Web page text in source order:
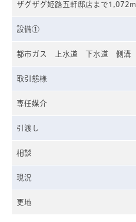
ザグザグ姫路五軒邸店まで1,072m
設備①
都市ガス 上水道 下水道 側溝
取引態様
専任媒介
引渡し
相談
現況
更地